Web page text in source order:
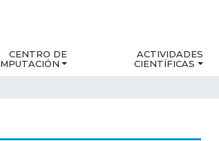
CENTRO DE
ACTIVIDADES
CIENTÍFICAS